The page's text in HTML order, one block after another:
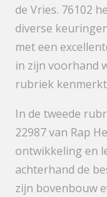
de Vries. 76102
diverse
met een
in zijn voorhand
rubriek
In de tweede
22987 van Rap
ontwikkeling en
achterhand de
zijn bovenbouw